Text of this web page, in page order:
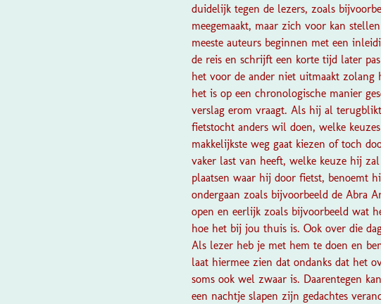
duidelijk tegen de lezers, zoals
meegemaakt, maar zich voor kan
meeste auteurs beginnen met een
de reis en schrijft een korte tijd later
het voor de ander niet uitmaakt zolang
het is op een chronologische manier
verslag erom vraagt. Als hij al
fietstocht anders wil doen, welke
makkelijkste weg gaat kiezen of toch
vaker last van heeft, welke keuze hij
plaatsen waar hij door fietst, benoemt
ondergaan zoals bijvoorbeeld de Abra
open en eerlijk zoals bijvoorbeeld wat
hoe het bij jou thuis is. Ook over die
Als lezer heb je met hem te doen en
laat hiermee zien dat ondanks dat het
soms ook wel zwaar is. Daarentegen
een nachtje slapen zijn gedachtes